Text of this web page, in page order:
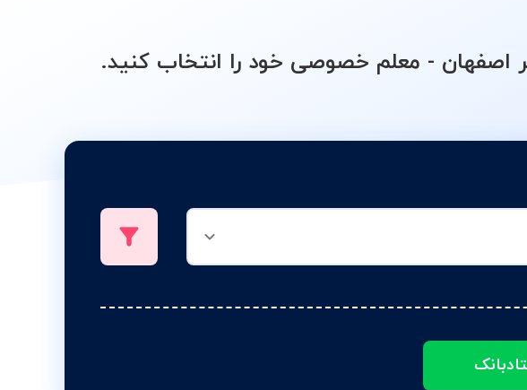
- معلم خصوصی خود را انتخاب کنید.